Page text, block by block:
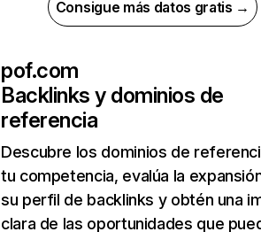
Consigue más datos gratis →
pof.com
Backlinks y dominios de
referencia
Descubre los dominios de
tu competencia, evalúa la
su perfil de backlinks y obtén una
clara de las oportunidades que